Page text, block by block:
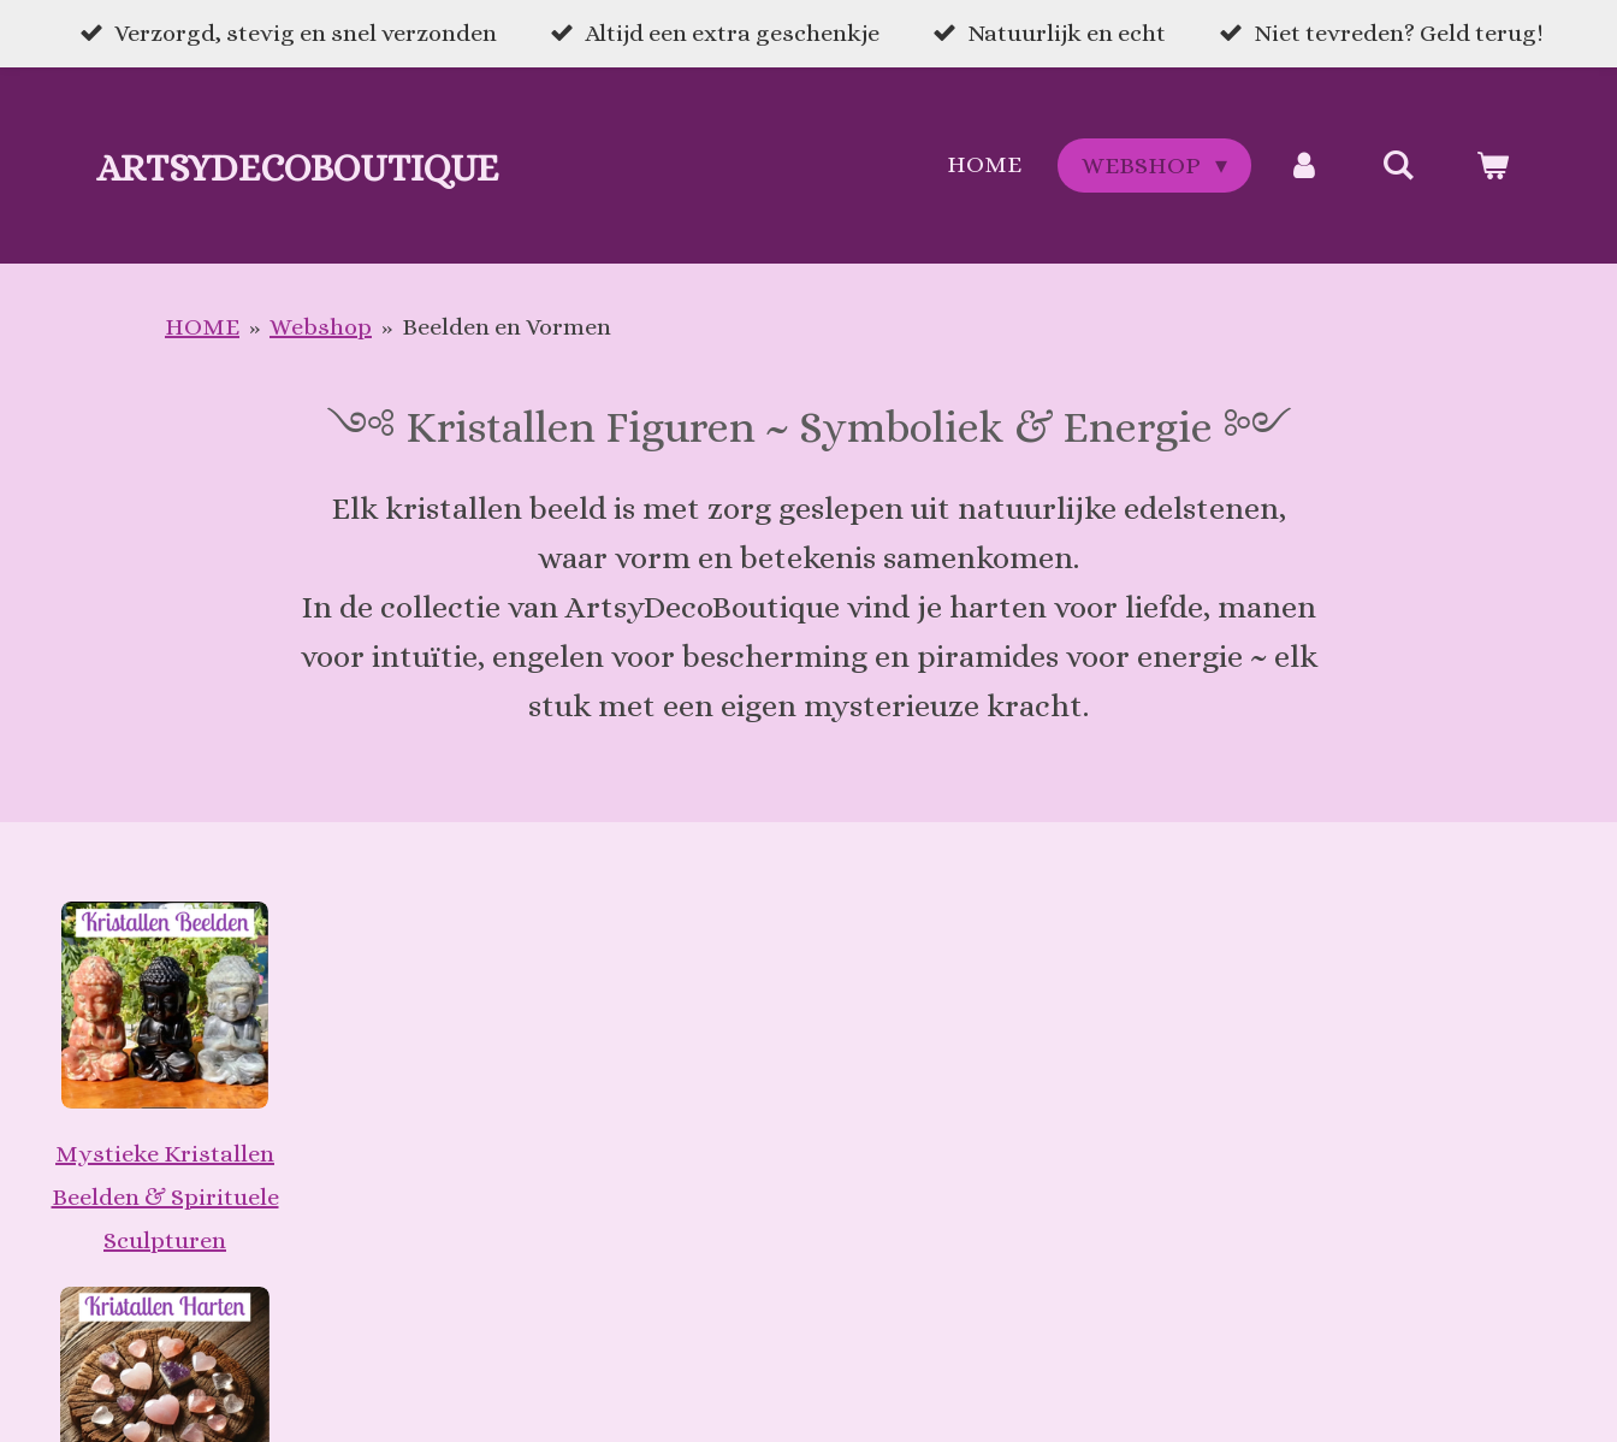
direct
Verzorgd, stevig en snel verzonden Altijd een extra geschenkje Natuurlijk en echt Niet tevreden? Geld terug!
ARTSYDECOBOUTIQUE HOME WEBSHOP
HOME » Webshop » Beelden en Vormen
༺ Kristallen Figuren ~ Symboliek & Energie ༻
Elk kristallen beeld is met zorg geslepen uit natuurlijke edelstenen,
waar vorm en betekenis samenkomen.
In de collectie van ArtsyDecoBoutique vind je harten voor liefde, manen
voor intuïtie, engelen voor bescherming en piramides voor energie ~ elk
stuk met een eigen mysterieuze kracht.
Mystieke Kristallen
Beelden & Spirituele
Sculpturen